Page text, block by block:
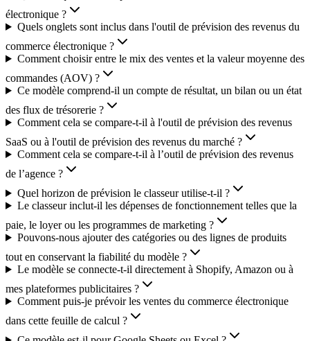
électronique ?
Quels onglets sont inclus dans l'outil de prévision des revenus du
commerce électronique ?
Comment choisir entre le mix des ventes et la valeur moyenne des
commandes (AOV) ?
Ce modèle comprend-il un compte de résultat, un bilan ou un état
des flux de trésorerie ?
Comment cela se compare-t-il à l'outil de prévision des revenus
SaaS ou à l'outil de prévision des revenus du marché ?
Comment cela se compare-t-il à l’outil de prévision des revenus
de l’agence ?
Quel horizon de prévision le classeur utilise-t-il ?
Le classeur inclut-il les dépenses de fonctionnement telles que la
paie, le loyer ou les programmes de marketing ?
Pouvons-nous ajouter des catégories ou des lignes de produits
tout en conservant la fiabilité du modèle ?
Le modèle se connecte-t-il directement à Shopify, Amazon ou à
mes plateformes publicitaires ?
Comment puis-je prévoir les ventes du commerce électronique
dans cette feuille de calcul ?